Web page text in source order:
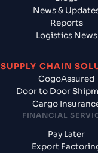
News &
Reports
Logistics News
SUPPLY CHAIN
CogoAssured
Door to Door
Cargo
FINANCIAL
Pay Later
Export